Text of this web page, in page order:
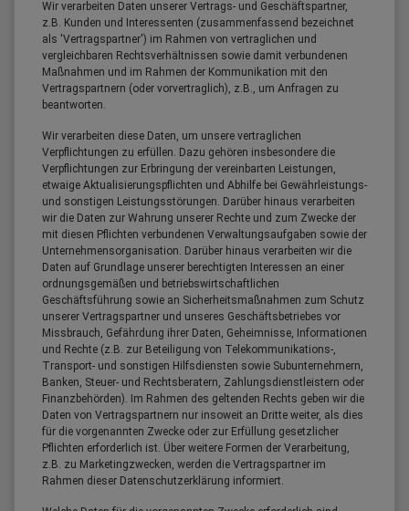
Wir verarbeiten Daten unserer Vertrags- und Geschäftspartner,
z.B. Kunden und Interessenten (zusammenfassend bezeichnet
als 'Vertragspartner') im Rahmen von vertraglichen und
vergleichbaren Rechtsverhältnissen sowie damit verbundenen
Maßnahmen und im Rahmen der Kommunikation mit den
Vertragspartnern (oder vorvertraglich), z.B., um Anfragen zu
beantworten.
Wir verarbeiten diese Daten, um unsere vertraglichen
Verpflichtungen zu erfüllen. Dazu gehören insbesondere die
Verpflichtungen zur Erbringung der vereinbarten Leistungen,
etwaige Aktualisierungspflichten und Abhilfe bei Gewährleistungs-
und sonstigen Leistungsstörungen. Darüber hinaus verarbeiten
wir die Daten zur Wahrung unserer Rechte und zum Zwecke der
mit diesen Pflichten verbundenen Verwaltungsaufgaben sowie der
Unternehmensorganisation. Darüber hinaus verarbeiten wir die
Daten auf Grundlage unserer berechtigten Interessen an einer
ordnungsgemäßen und betriebswirtschaftlichen
Geschäftsführung sowie an Sicherheitsmaßnahmen zum Schutz
unserer Vertragspartner und unseres Geschäftsbetriebes vor
Missbrauch, Gefährdung ihrer Daten, Geheimnisse, Informationen
und Rechte (z.B. zur Beteiligung von Telekommunikations-,
Transport- und sonstigen Hilfsdiensten sowie Subunternehmern,
Banken, Steuer- und Rechtsberatern, Zahlungsdienstleistern oder
Finanzbehörden). Im Rahmen des geltenden Rechts geben wir die
Daten von Vertragspartnern nur insoweit an Dritte weiter, als dies
für die vorgenannten Zwecke oder zur Erfüllung gesetzlicher
Pflichten erforderlich ist. Über weitere Formen der Verarbeitung,
z.B. zu Marketingzwecken, werden die Vertragspartner im
Rahmen dieser Datenschutzerklärung informiert.